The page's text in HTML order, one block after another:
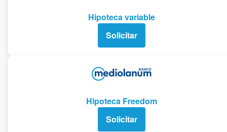
Hipoteca variable
Solicitar
Hipoteca Freedom
Solicitar